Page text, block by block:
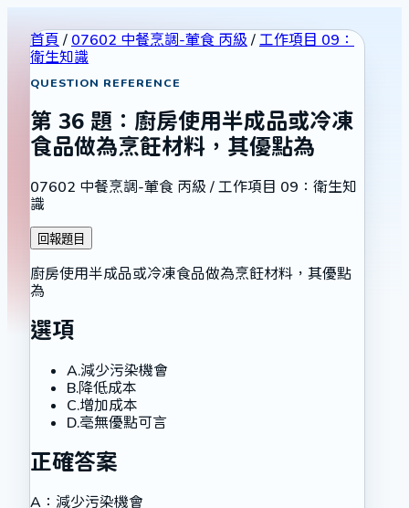
首頁 / 07602 中餐烹調-葷食 丙級 / 工作項目 09：
衛生知識
QUESTION REFERENCE
第 36 題： 廚房使用半成品或冷凍
食品做為烹飪材料，其優點為
07602 中餐烹調-葷食 丙級 / 工作項目 09：衛生知
識
回報題目
廚房使用半成品或冷凍食品做為烹飪材料，其優點
為
選項
A.減少污染機會
B.降低成本
C.增加成本
D.亳無優點可言
正確答案
A ： 減少污染機會